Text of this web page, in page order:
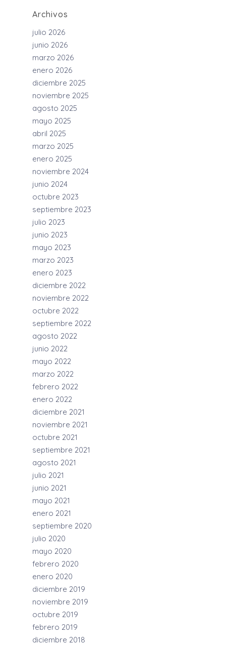
Archivos
julio 2026
junio 2026
marzo 2026
enero 2026
diciembre 2025
noviembre 2025
agosto 2025
mayo 2025
abril 2025
marzo 2025
enero 2025
noviembre 2024
junio 2024
octubre 2023
septiembre 2023
julio 2023
junio 2023
mayo 2023
marzo 2023
enero 2023
diciembre 2022
noviembre 2022
octubre 2022
septiembre 2022
agosto 2022
junio 2022
mayo 2022
marzo 2022
febrero 2022
enero 2022
diciembre 2021
noviembre 2021
octubre 2021
septiembre 2021
agosto 2021
julio 2021
junio 2021
mayo 2021
enero 2021
septiembre 2020
julio 2020
mayo 2020
febrero 2020
enero 2020
diciembre 2019
noviembre 2019
octubre 2019
febrero 2019
diciembre 2018